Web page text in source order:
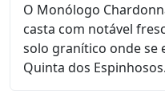
O Monólogo
casta com notável
solo granítico onde se
Quinta dos Espinhosos.